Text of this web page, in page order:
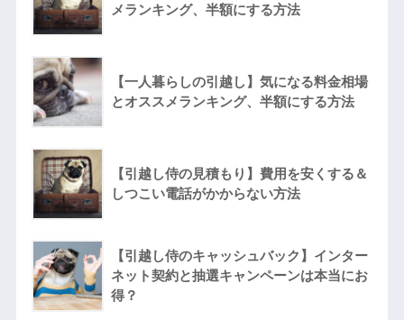
メランキング、半額にする方法
【一人暮らしの引越し】気になる料金相場
とオススメランキング、半額にする方法
【引越し侍の見積もり】費用を安くする＆
しつこい電話がかからない方法
【引越し侍のキャッシュバック】インター
ネット契約と抽選キャンペーンは本当にお
得？